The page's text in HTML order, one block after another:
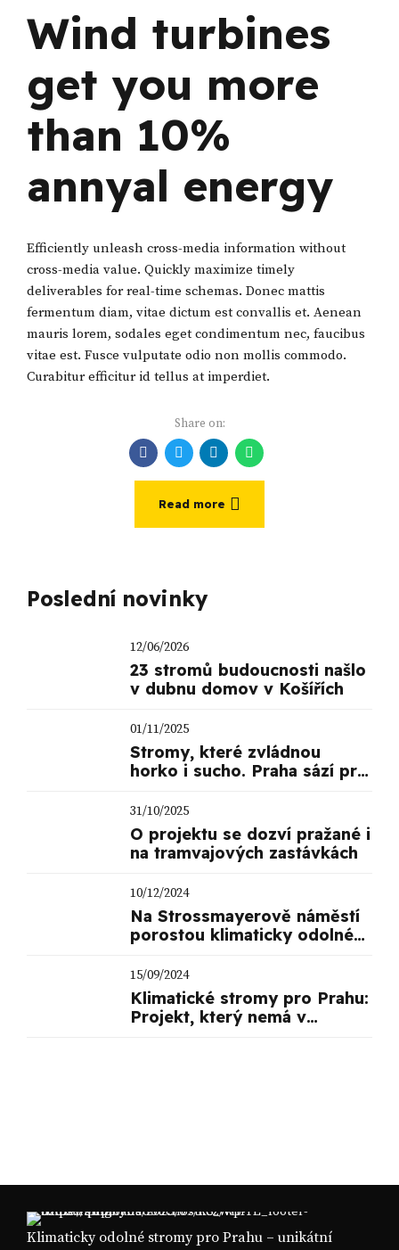
Wind turbines
get you more
than 10%
annyal energy
Efficiently unleash cross-media information without
cross-media value. Quickly maximize timely
deliverables for real-time schemas. Donec mattis
fermentum diam, vitae dictum est convallis et. Aenean
mauris lorem, sodales eget condimentum nec, faucibus
vitae est. Fusce vulputate odio non mollis commodo.
Curabitur efficitur id tellus at imperdiet.
Share on:
Read more
Poslední novinky
12/06/2026
23 stromů budoucnosti našlo
v dubnu domov v Košířích
01/11/2025
Stromy, které zvládnou
horko i sucho. Praha sází pro
31/10/2025
O projektu se dozví pražané i
na tramvajových zastávkách
10/12/2024
Na Strossmayerově náměstí
porostou klimaticky odolné
15/09/2024
Klimatické stromy pro Prahu:
Projekt, který nemá v
Klimaticky odolné stromy pro Prahu – unikátní